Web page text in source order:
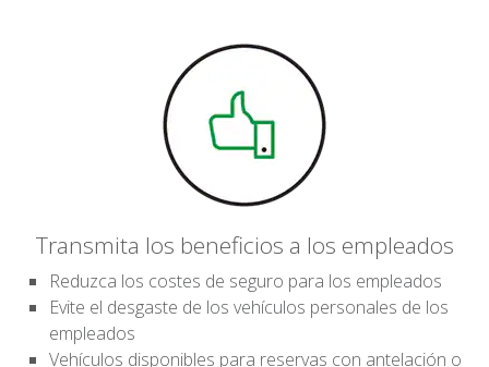
Transmita los beneficios a los empleados
Reduzca los costes de seguro para los empleados
Evite el desgaste de los vehículos personales de los
empleados
Vehículos disponibles para reservas con antelación o